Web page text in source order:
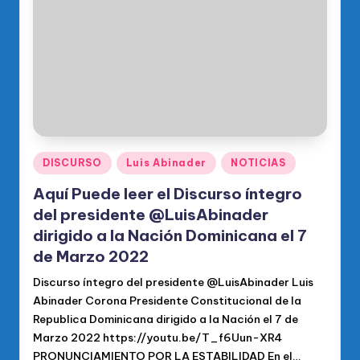
fi
ci
al
d
el
P
R
M
Publicado
en
DISCURSO Luis Abinader NOTICIAS
Aquí Puede leer el Discurso íntegro
del presidente @LuisAbinader
dirigido a la Nación Dominicana el 7
de Marzo 2022
Discurso íntegro del presidente @LuisAbinader Luis
Abinader Corona Presidente Constitucional de la
Republica Dominicana dirigido a la Nación el 7 de
Marzo 2022 https://youtu.be/T_f6Uun-XR4
PRONUNCIAMIENTO POR LA ESTABILIDAD En el…